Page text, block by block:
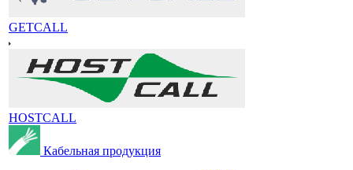
GETCALL
HOSTCALL
Кабельная продукция